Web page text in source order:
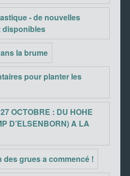
- de nouvelles
disponibles
la brume
pour planter les
OCTOBRE : DU HOHE
D’ELSENBORN) A LA
des grues a commencé !